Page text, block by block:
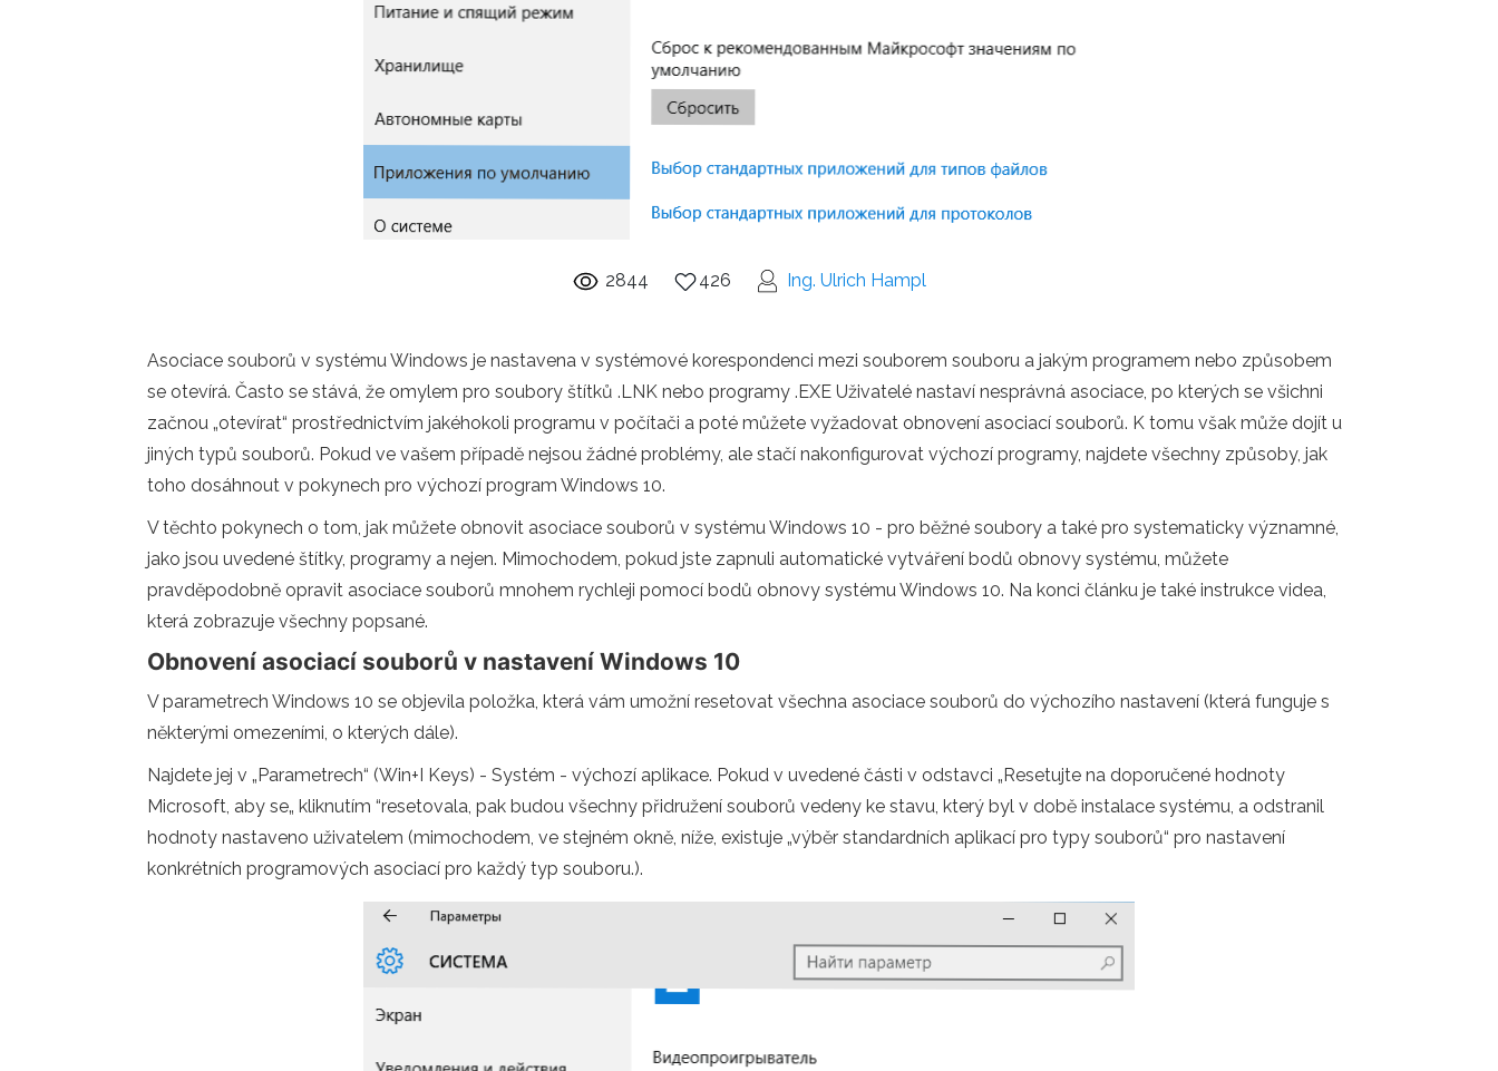
2844 426 Ing. Ulrich Hampl
Asociace souborů v systému Windows je nastavena v systémové korespondenci mezi souborem souboru a jakým programem nebo způsobem
se otevírá. Často se stává, že omylem pro soubory štítků .LNK nebo programy .EXE Uživatelé nastaví nesprávná asociace, po kterých se všichni
začnou „otevírat“ prostřednictvím jakéhokoli programu v počítači a poté můžete vyžadovat obnovení asociací souborů. K tomu však může dojít u
jiných typů souborů. Pokud ve vašem případě nejsou žádné problémy, ale stačí nakonfigurovat výchozí programy, najdete všechny způsoby, jak
toho dosáhnout v pokynech pro výchozí program Windows 10.
V těchto pokynech o tom, jak můžete obnovit asociace souborů v systému Windows 10 - pro běžné soubory a také pro systematicky významné,
jako jsou uvedené štítky, programy a nejen. Mimochodem, pokud jste zapnuli automatické vytváření bodů obnovy systému, můžete
pravděpodobně opravit asociace souborů mnohem rychleji pomocí bodů obnovy systému Windows 10. Na konci článku je také instrukce videa,
která zobrazuje všechny popsané.
Obnovení asociací souborů v nastavení Windows 10
V parametrech Windows 10 se objevila položka, která vám umožní resetovat všechna asociace souborů do výchozího nastavení (která funguje s
některými omezeními, o kterých dále).
Najdete jej v „Parametrech“ (Win+I Keys) - Systém - výchozí aplikace. Pokud v uvedené části v odstavci „Resetujte na doporučené hodnoty
Microsoft, aby se„ kliknutím “resetovala, pak budou všechny přidružení souborů vedeny ke stavu, který byl v době instalace systému, a odstranil
hodnoty nastaveno uživatelem (mimochodem, ve stejném okně, níže, existuje „výběr standardních aplikací pro typy souborů“ pro nastavení
konkrétních programových asociací pro každý typ souboru.).